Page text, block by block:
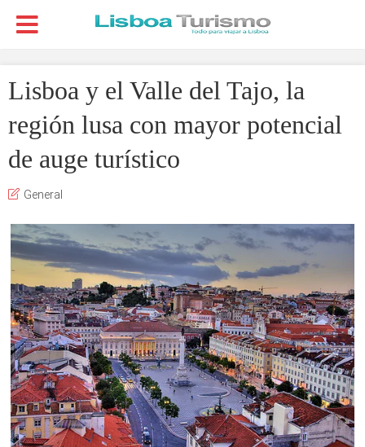
Lisboa y el Valle del Tajo, la
región lusa con mayor potencial
de auge turístico
General